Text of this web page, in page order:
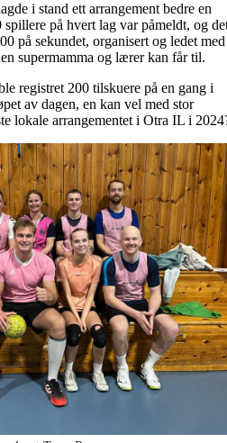
i stand ett arrangement bedre en
spillere på hvert lag var påmeldt, og
på sekundet, organisert og ledet med
supermamma og lærer kan får til.
registret 200 tilskuere på en gang i
av dagen, en kan vel med stor
lokale arrangementet i Otra IL i